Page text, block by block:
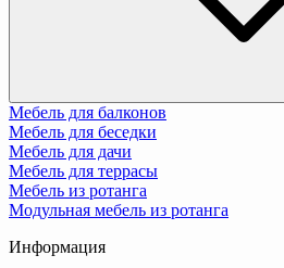
Мебель для балконов
Мебель для беседки
Мебель для дачи
Мебель для террасы
Мебель из ротанга
Модульная мебель из ротанга
Информация